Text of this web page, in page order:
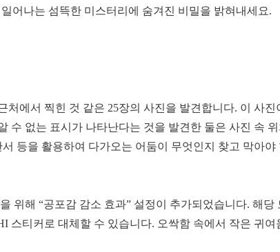
어나는 섬뜩한 미스터리에 숨겨진 비밀을 밝혀내세요.
처에서 찍힌 것 같은 25장의 사진을 발견합니다. 이 사
수 없는 표시가 나타난다는 것을 발견한 둘은 사진 속
등을 활용하여 다가오는 어둠이 무엇인지 찾고 막아야
위해 “공포감 감소 효과” 설정이 추가되었습니다. 해당
티커로 대체할 수 있습니다. 오싹함 속에서 작은 귀여